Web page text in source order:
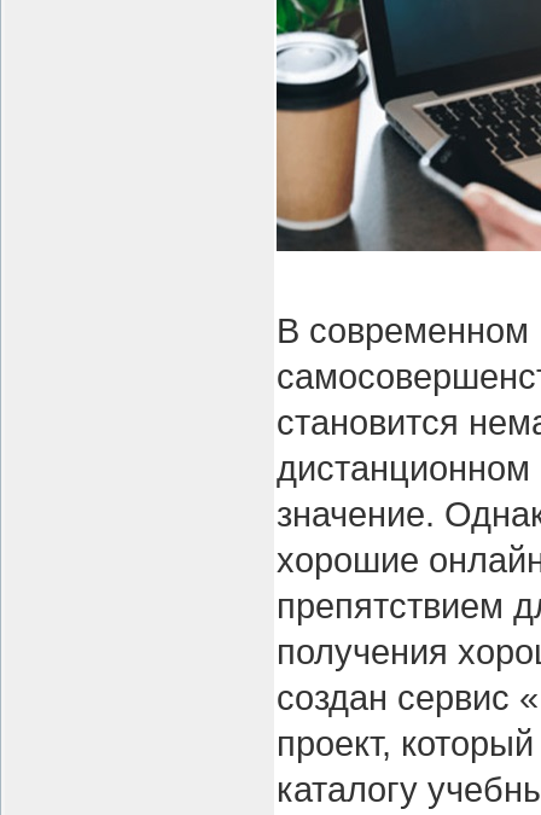
В современном
становится
значение.
хорошие
препятствием
получения
создан сервис
проект,
каталогу